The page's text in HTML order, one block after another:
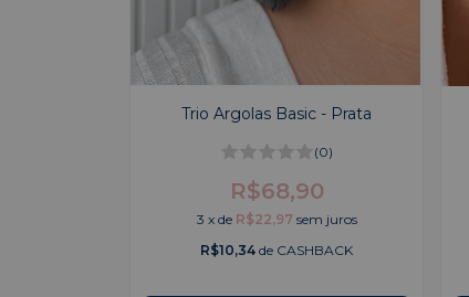
Trio Argolas Basic - Prata
(0)
R$68,90
3 x de R$22,97 sem juros
R$10,34 de CASHBACK